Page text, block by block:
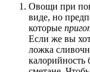
Овощи при
виде, но
которые
Если же вы
ложка
калорийность